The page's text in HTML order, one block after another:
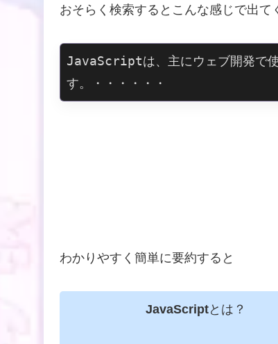
おそらく検索するとこんな感じで出て
JavaScriptは、主にウェブ開発で使
す。・・・・・・
わかりやすく簡単に要約すると
JavaScriptとは？